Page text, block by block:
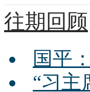
往期回顾
国平
“习主